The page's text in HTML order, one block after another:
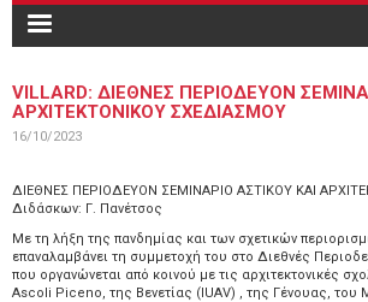
VILLARD: ΔΙΕΘΝΕΣ ΠΕΡΙΟΔΕΥΟΝ
ΑΡΧΙΤΕΚΤΟΝΙΚΟΥ ΣΧΕΔΙΑΣΜΟΥ
16/10/2023
ΔΙΕΘΝΕΣ ΠΕΡΙΟΔΕΥΟΝ ΣΕΜΙΝΑΡΙΟ ΑΣΤΙΚΟΥ ΚΑΙ
Διδάσκων: Γ. Πανέτσος
Με τη λήξη της πανδημίας και των σχετικών
επαναλαμβάνει τη συμμετοχή του στο Διεθνές
που οργανώνεται από κοινού με τις αρχιτεκτονικές
Ascoli Piceno, της Βενετίας (ΙUAV) , της Γένουας, του